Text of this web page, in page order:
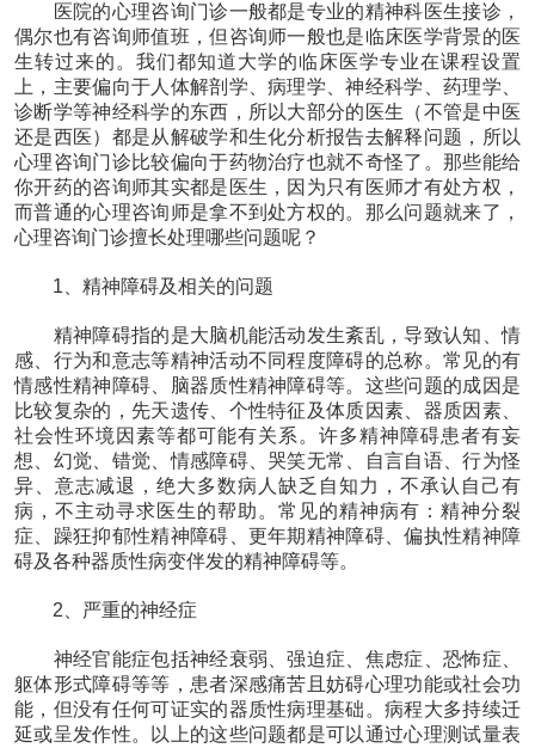
医院的心理咨询门诊一般都是专业的精神科医生接诊，
偶尔也有咨询师值班，但咨询师一般也是临床医学背景的医
生转过来的。我们都知道大学的临床医学专业在课程设置
上，主要偏向于人体解剖学、病理学、神经科学、药理学、
诊断学等神经科学的东西，所以大部分的医生（不管是中医
还是西医）都是从解破学和生化分析报告去解释问题，所以
心理咨询门诊比较偏向于药物治疗也就不奇怪了。那些能给
你开药的咨询师其实都是医生，因为只有医师才有处方权，
而普通的心理咨询师是拿不到处方权的。那么问题就来了，
心理咨询门诊擅长处理哪些问题呢？
1、精神障碍及相关的问题
精神障碍指的是大脑机能活动发生紊乱，导致认知、情
感、行为和意志等精神活动不同程度障碍的总称。常见的有
情感性精神障碍、脑器质性精神障碍等。这些问题的成因是
比较复杂的，先天遗传、个性特征及体质因素、器质因素、
社会性环境因素等都可能有关系。许多精神障碍患者有妄
想、幻觉、错觉、情感障碍、哭笑无常、自言自语、行为怪
异、意志减退，绝大多数病人缺乏自知力，不承认自己有
病，不主动寻求医生的帮助。常见的精神病有：精神分裂
症、躁狂抑郁性精神障碍、更年期精神障碍、偏执性精神障
碍及各种器质性病变伴发的精神障碍等。
2、严重的神经症
神经官能症包括神经衰弱、强迫症、焦虑症、恐怖症、
躯体形式障碍等等，患者深感痛苦且妨碍心理功能或社会功
能，但没有任何可证实的器质性病理基础。病程大多持续迁
延或呈发作性。以上的这些问题都是可以通过心理测试量表